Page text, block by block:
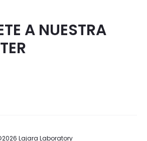
A NUESTRA
Lajara Laboratory